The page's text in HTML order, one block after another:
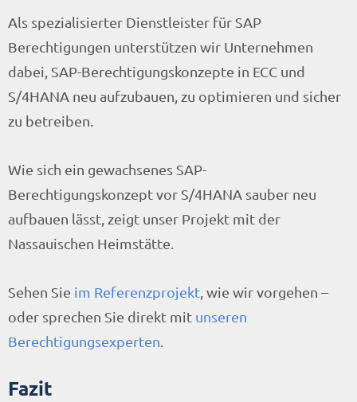
Als spezialisierter Dienstleister für SAP
Berechtigungen unterstützen wir Unternehmen
dabei, SAP-Berechtigungskonzepte in ECC und
S/4HANA neu aufzubauen, zu optimieren und sicher
zu betreiben.
Wie sich ein gewachsenes SAP-
Berechtigungskonzept vor S/4HANA sauber neu
aufbauen lässt, zeigt unser Projekt mit der
Nassauischen Heimstätte.
Sehen Sie im Referenzprojekt, wie wir vorgehen –
oder sprechen Sie direkt mit unseren
Berechtigungsexperten.
Fazit